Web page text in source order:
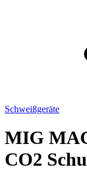
Schweißgeräte
MIG
CO2